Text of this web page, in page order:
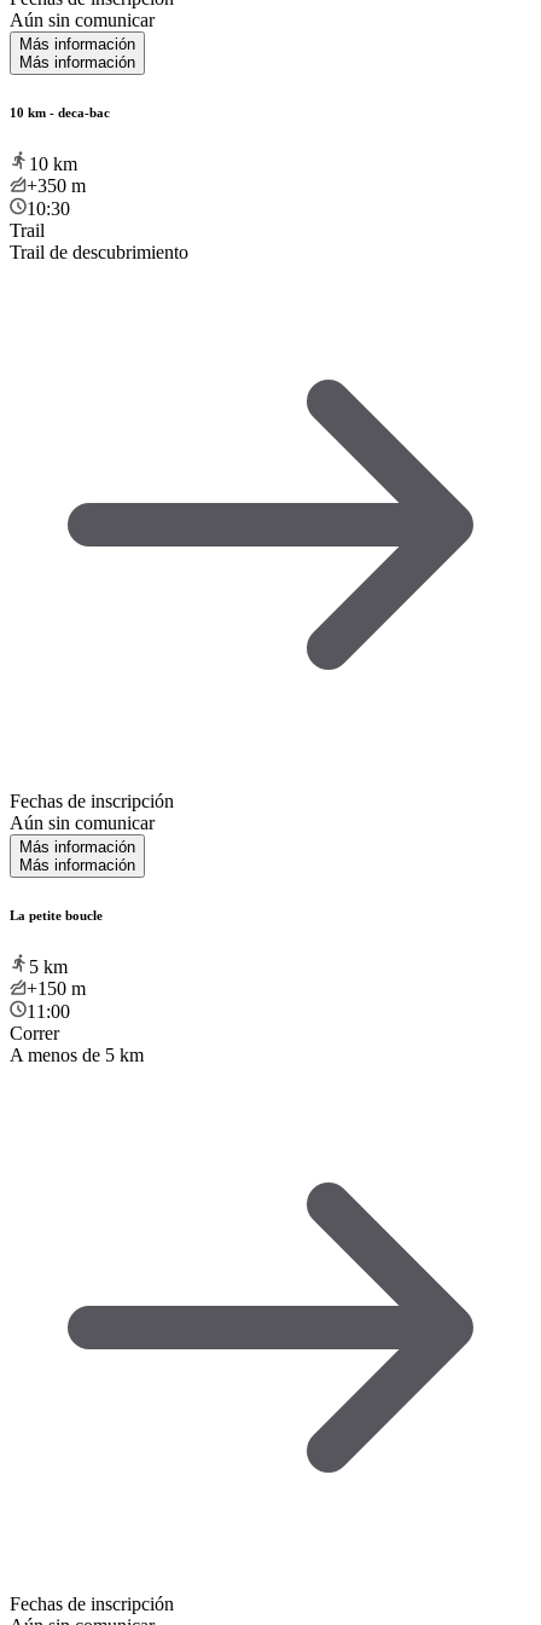
Aún sin comunicar
Más información
Más información
10 km - deca-bac
10 km
+350 m
10:30
Trail
Trail de descubrimiento
Fechas de inscripción
Aún sin comunicar
Más información
Más información
La petite boucle
5 km
+150 m
11:00
Correr
A menos de 5 km
Fechas de inscripción